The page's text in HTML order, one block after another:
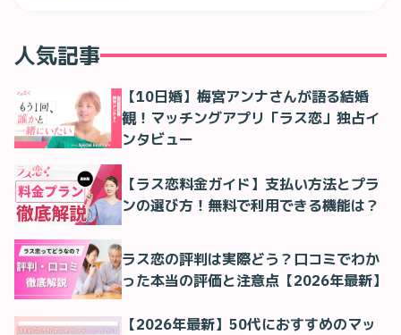
人気記事
【10日婚】梅宮アンナさんが語る結婚
観！マッチングアプリ「ラス恋」独占イ
ンタビュー
【ラス恋料金ガイド】支払い方法とプラ
ンの選び方！無料で利用できる機能は？
ラス恋の評判は実際どう？口コミでわか
った本当の評価と注意点【2026年最新】
【2026年最新】50代におすすめのマッ